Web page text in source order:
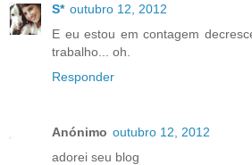
S* outubro 12, 2012
E eu estou em contagem
trabalho... oh.
Responder
Anónimo outubro 12, 2012
adorei seu blog